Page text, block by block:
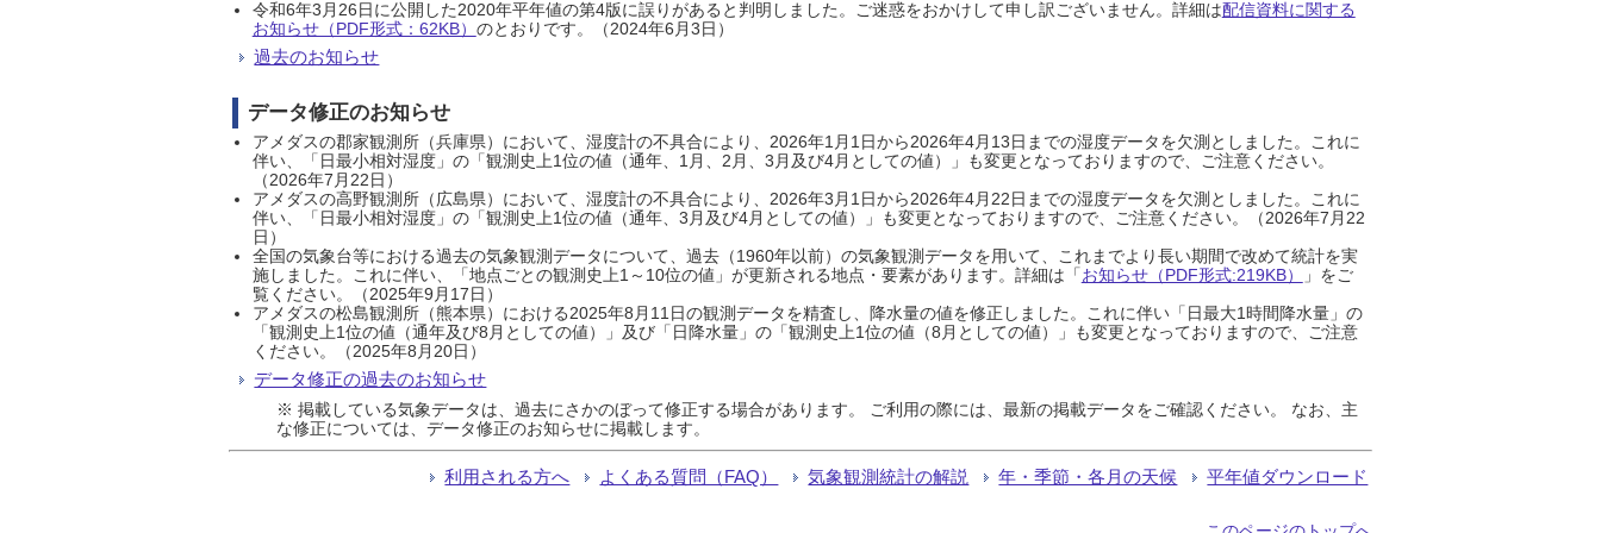
令和6年3月26日に公開した2020年平年値の第4版に誤りがあると判明しました。ご迷惑をおかけして申し訳ございません。詳細は配信資料に関する
お知らせ（PDF形式：62KB） のとおりです。（2024年6月3日）
過去のお知らせ
データ修正のお知らせ
アメダスの郡家観測所（兵庫県）において、湿度計の不具合により、2026年1月1日から2026年4月13日までの湿度データを欠測としました。これに
伴い、「日最小相対湿度」の「観測史上1位の値（通年、1月、2月、3月及び4月としての値）」も変更となっておりますので、ご注意ください。
（2026年7月22日）
アメダスの高野観測所（広島県）において、湿度計の不具合により、2026年3月1日から2026年4月22日までの湿度データを欠測としました。これに
伴い、「日最小相対湿度」の「観測史上1位の値（通年、3月及び4月としての値）」も変更となっておりますので、ご注意ください。（2026年7月22
日）
全国の気象台等における過去の気象観測データについて、過去（1960年以前）の気象観測データを用いて、これまでより長い期間で改めて統計を実
施しました。これに伴い、「地点ごとの観測史上1～10位の値」が更新される地点・要素があります。詳細は「お知らせ（PDF形式:219KB）
」をご
覧ください。（2025年9月17日）
アメダスの松島観測所（熊本県）における2025年8月11日の観測データを精査し、降水量の値を修正しました。これに伴い「日最大1時間降水量」の
「観測史上1位の値（通年及び8月としての値）」及び「日降水量」の「観測史上1位の値（8月としての値）」も変更となっておりますので、ご注意
ください。（2025年8月20日）
データ修正の過去のお知らせ
※ 掲載している気象データは、過去にさかのぼって修正する場合があります。 ご利用の際には、最新の掲載データをご確認ください。 なお、主
な修正については、データ修正のお知らせに掲載します。
利用される方へ よくある質問（FAQ） 気象観測統計の解説 年・季節・各月の天候 平年値ダウンロード